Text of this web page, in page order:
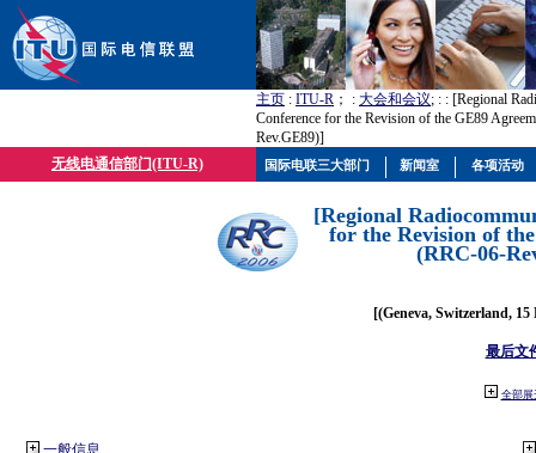
主页 : ITU-R ； : 大会和会议; : : [Regional
Conference for the Revision of the GE89
Rev.GE89)]
无线电通信部门(ITU-R)
[Regional
for the Revision of
(RRC-06-
[(Geneva, Switzerland, 15
最后文
全部展
一般信息
国际电联三大部门 新闻室 各项活动